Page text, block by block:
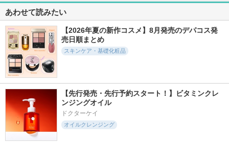
エクストリーム ク
リーム[オリジナル]
フュージョンクレン
グリーンティー セ
イニスフリー
ロゼット洗顔サボン
クリアウォッシュ
ロゼット
5.1
511件
夢みる ポアクリア
バームオイル
ロゼット
5.5
1000件
あわせて読みたい
【2026年夏の新作コスメ】8月発売のデパコス発
売日順まとめ
スキンケア・基礎化粧品
【先行発売・先行予約スタート！】ビタミンクレ
ンジングオイル
ドクターケイ
オイルクレンジング